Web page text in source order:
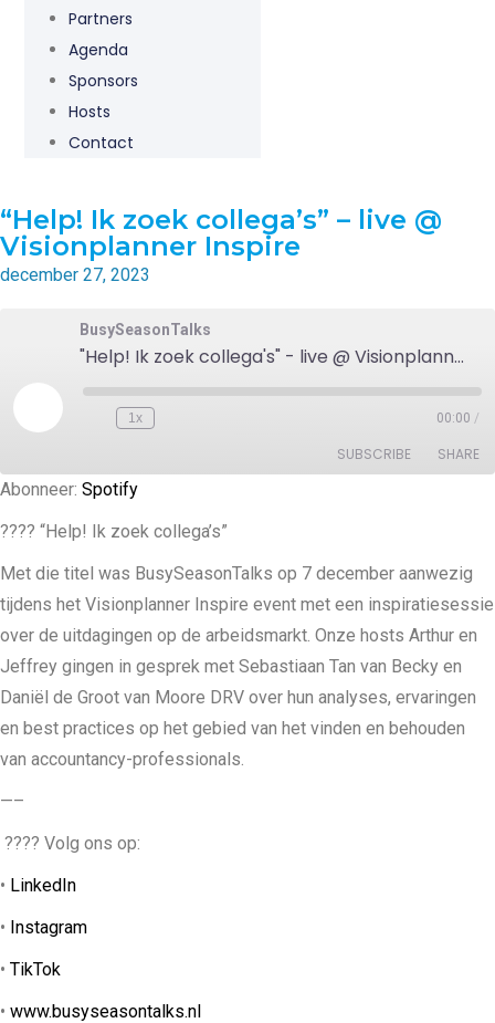
Partners
Agenda
Sponsors
Hosts
Contact
“Help! Ik zoek collega’s” – live @
Visionplanner Inspire
december 27, 2023
BusySeasonTalks
"Help! Ik zoek collega's" - live @ Visionplanner Inspire
1x 00:00 /
SUBSCRIBE SHARE
Spotify
SHARE
LINK
EMBED
Abonneer: Spotify
???? “Help! Ik zoek collega’s”
Met die titel was BusySeasonTalks op 7 december aanwezig
tijdens het Visionplanner Inspire event met een inspiratiesessie
over de uitdagingen op de arbeidsmarkt. Onze hosts Arthur en
Jeffrey gingen in gesprek met Sebastiaan Tan van Becky en
Daniël de Groot van Moore DRV over hun analyses, ervaringen
en best practices op het gebied van het vinden en behouden
van accountancy-professionals.
—–
???? Volg ons op:
• LinkedIn
• Instagram
• TikTok
• www.busyseasontalks.nl